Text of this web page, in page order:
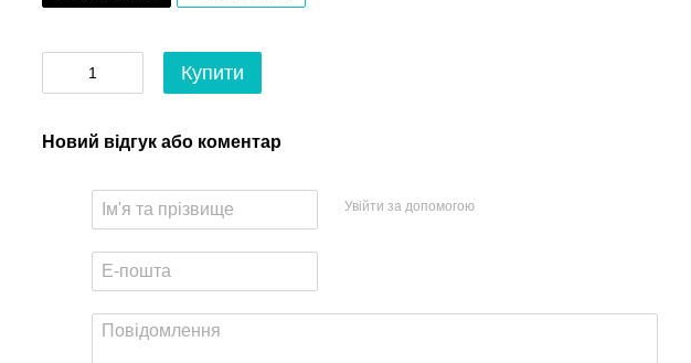
Купити
Новий відгук або коментар
Увійти за допомогою